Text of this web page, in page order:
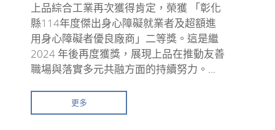
上品綜合工業再次獲得肯定，榮獲 「彰化
縣114年度傑出身心障礙就業者及超額進
用身心障礙者優良廠商」二等獎。這是繼
2024 年後再度獲獎，展現上品在推動友善
職場與落實多元共融方面的持續努力。...
更多